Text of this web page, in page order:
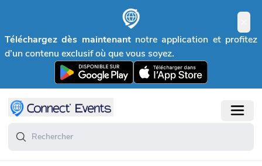
Téléchargez dès maintenant notre application et profitez
d’un contenu exclusif où que vous soyez.